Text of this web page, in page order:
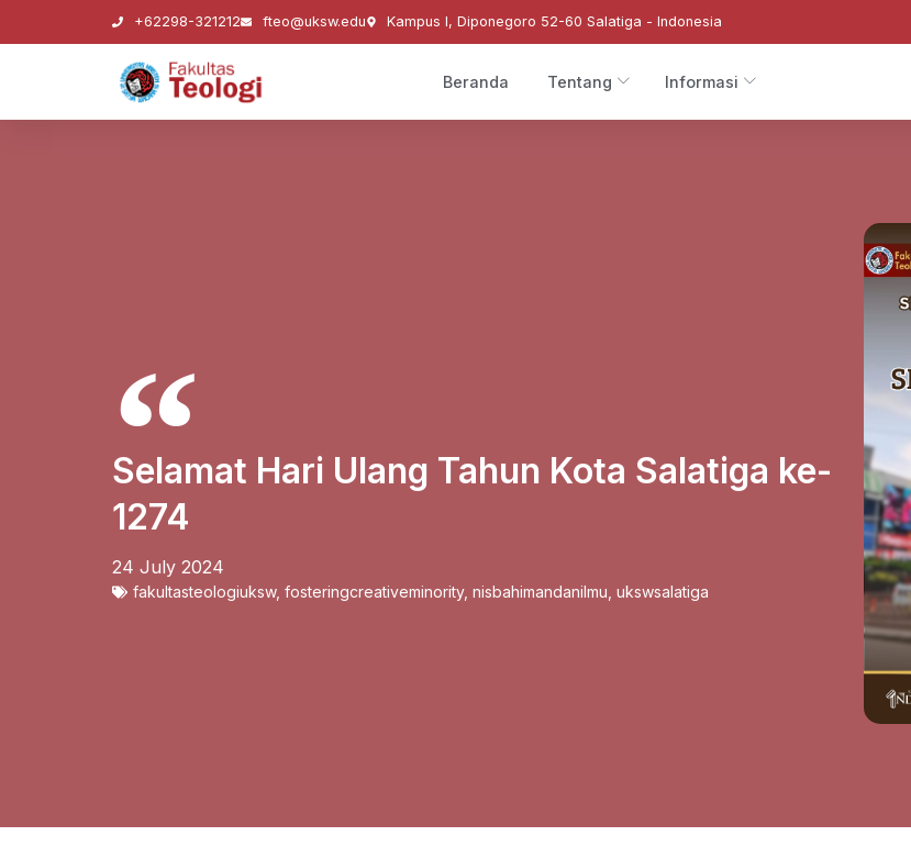
+62298-321212 fteo@uksw.edu Kampus I, Diponegoro 52-60 Salatiga - Indonesia
Beranda Tentang Informasi
Selamat Hari Ulang Tahun Kota Salatiga ke-
1274
24 July 2024
fakultasteologiuksw, fosteringcreativeminority, nisbahimandanilmu ukswsalatiga